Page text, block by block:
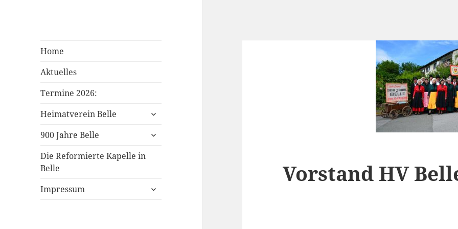
Heimatverein
Belle
Aus der Geschichte und
Home
Aktuelles
Termine 2026:
Heimatverein Belle
untermenü
900 Jahre Belle
untermenü
Die Reformierte Kapelle in
Belle
Impressum
untermenü
Vorstand HV